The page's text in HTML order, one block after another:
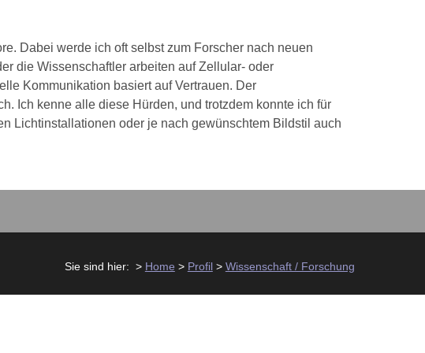
Dabei werde ich oft selbst zum Forscher nach neuen
die Wissenschaftler arbeiten auf Zellular- oder
Kommunikation basiert auf Vertrauen. Der
Ich kenne alle diese Hürden, und trotzdem konnte ich für
Lichtinstallationen oder je nach gewünschtem Bildstil auch
Sie sind hier: > Home > Profil> Wissenschaft / Forschung